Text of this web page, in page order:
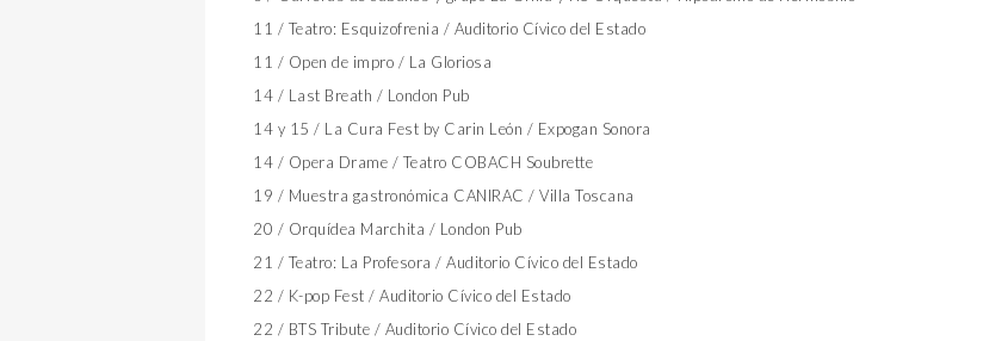
11 / Teatro: Esquizofrenia / Auditorio Cívico del Estado
11 / Open de impro / La Gloriosa
14 / Last Breath / London Pub
14 y 15 / La Cura Fest by Carin León / Expogan Sonora
14 / Opera Drame / Teatro COBACH Soubrette
19 / Muestra gastronómica CANIRAC / Villa Toscana
20 / Orquídea Marchita / London Pub
21 / Teatro: La Profesora / Auditorio Cívico del Estado
22 / K-pop Fest / Auditorio Cívico del Estado
22 / BTS Tribute / Auditorio Cívico del Estado